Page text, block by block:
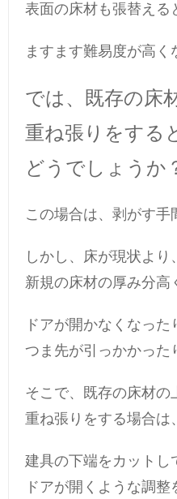
表面の床材も張替える
ますます難易度が高く
では、既存の床
重ね張りをする
どうでしょうか
この場合は、剥がす手
しかし、床が現状より、
新規の床材の厚み分高
ドアが開かなくなった
つま先が引っかかった
そこで、既存の床材の
重ね張りをする場合は、
建具の下端をカットし
ドアが開くような調整